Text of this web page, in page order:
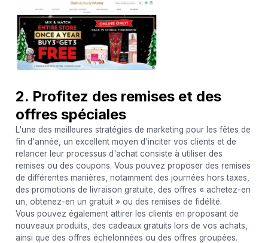
2. Profitez des remises et des
offres spéciales
L'une des meilleures stratégies de marketing pour les fêtes de
fin d'année, un excellent moyen d'inciter vos clients et de
relancer leur processus d'achat consiste à utiliser des
remises ou des coupons. Vous pouvez proposer des remises
de différentes manières, notamment des journées hors taxes,
des promotions de livraison gratuite, des offres « achetez-en
un, obtenez-en un gratuit » ou des remises de fidélité.
Vous pouvez également attirer les clients en proposant de
nouveaux produits, des cadeaux gratuits lors de vos achats,
ainsi que des offres échelonnées ou des offres groupées.